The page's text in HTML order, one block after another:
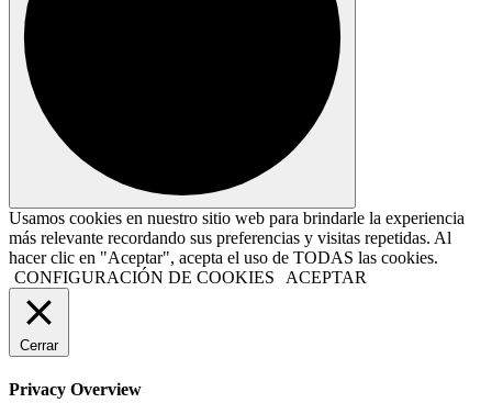
Usamos cookies en nuestro sitio web para brindarle la experiencia
más relevante recordando sus preferencias y visitas repetidas. Al
hacer clic en "Aceptar", acepta el uso de TODAS las cookies.
CONFIGURACIÓN DE COOKIES
ACEPTAR
Cerrar
Privacy Overview